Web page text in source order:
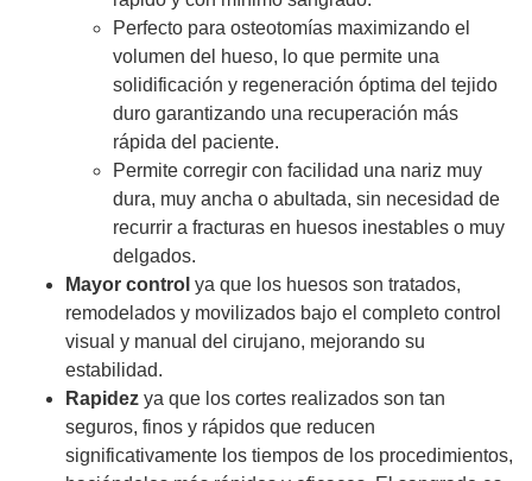
Perfecto para osteotomías maximizando el
volumen del hueso, lo que permite una
solidificación y regeneración óptima del tejido
duro garantizando una recuperación más
rápida del paciente.
Permite corregir con facilidad una nariz muy
dura, muy ancha o abultada, sin necesidad de
recurrir a fracturas en huesos inestables o muy
delgados.
Mayor control ya que los huesos son tratados,
remodelados y movilizados bajo el completo control
visual y manual del cirujano, mejorando su
estabilidad.
Rapidez ya que los cortes realizados son tan
seguros, finos y rápidos que reducen
significativamente los tiempos de los procedimientos,